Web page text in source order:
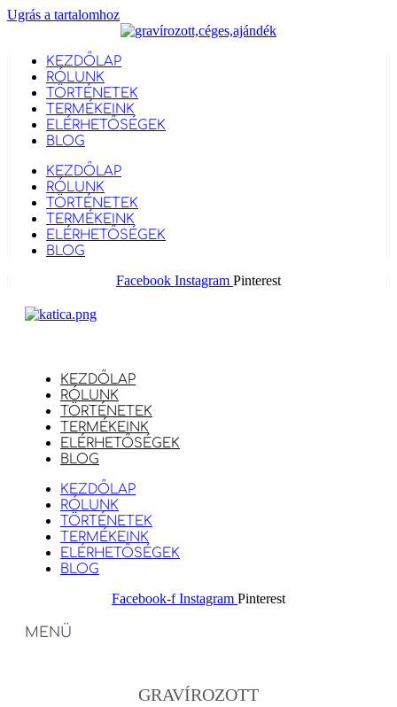
Ugrás a tartalomhoz
KEZDŐLAP
RÓLUNK
TÖRTÉNETEK
TERMÉKEINK
ELÉRHETŐSÉGEK
BLOG
KEZDŐLAP
RÓLUNK
TÖRTÉNETEK
TERMÉKEINK
ELÉRHETŐSÉGEK
BLOG
Facebook Instagram Pinterest
KEZDŐLAP
RÓLUNK
TÖRTÉNETEK
TERMÉKEINK
ELÉRHETŐSÉGEK
BLOG
KEZDŐLAP
RÓLUNK
TÖRTÉNETEK
TERMÉKEINK
ELÉRHETŐSÉGEK
BLOG
Facebook-f Instagram Pinterest
MENÜ
GRAVÍROZOTT